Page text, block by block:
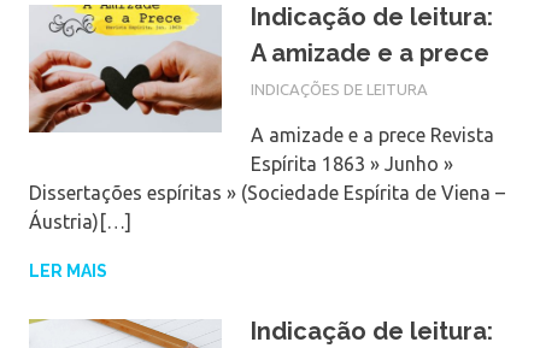
Indicação de leitura:
A amizade e a prece
INDICAÇÕES DE LEITURA
A amizade e a prece Revista
Espírita 1863 » Junho »
Dissertações espíritas » (Sociedade Espírita de Viena –
Áustria)[…]
LER MAIS
Indicação de leitura: